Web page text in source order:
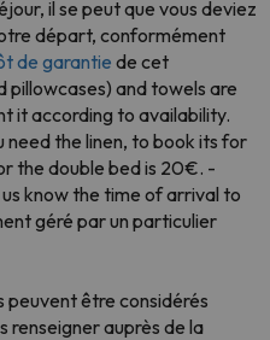
il se peut que vous deviez
départ, conformément
de garantie de cet
pillowcases) and towels are
it according to availability.
need the linen, to book its for
the double bed is 20€. -
know the time of arrival to
géré par un particulier
peuvent être considérés
renseigner auprès de la